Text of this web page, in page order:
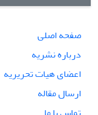
صفحه اصلی
درباره نشریه
اعضای هیات تحریریه
ارسال مقاله